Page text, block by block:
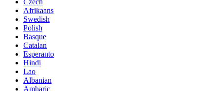
Czech
Afrikaans
Swedish
Polish
Basque
Catalan
Esperanto
Hindi
Lao
Albanian
Amharic